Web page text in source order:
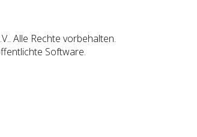
Alle Rechte vorbehalten.
Software.